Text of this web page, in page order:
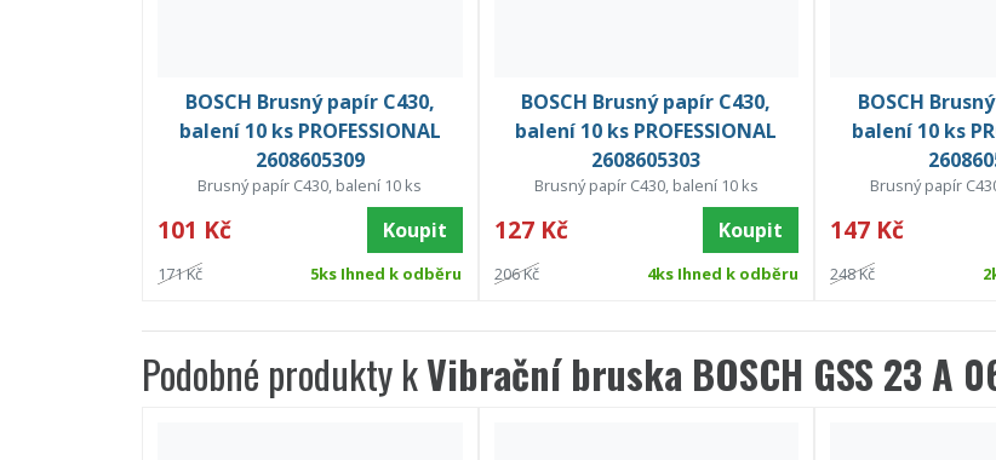
BOSCH Brusný papír C430,
balení 10 ks PROFESSIONAL
2608605309
Brusný papír C430, balení 10 ks
101 Kč Koupit
171 Kč 5ks Ihned k odběru
BOSCH Brusný papír C430,
balení 10 ks PROFESSIONAL
2608605303
Brusný papír C430, balení 10 ks
127 Kč Koupit
206 Kč 4ks Ihned k odběru
BOSCH
balení 10 ks
Brusný papír
147 Kč
248 Kč
Podobné produkty kVibrační bruska BOSCH GSS 23 A